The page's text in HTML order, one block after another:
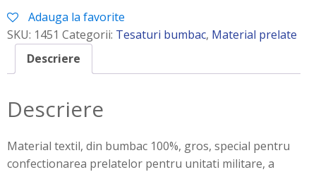
500
gr
Adauga la favorite
SKU: 1451 Categorii: Tesaturi bumbac, Material prelate
Descriere
Descriere
Material textil, din bumbac 100%, gros, special pentru
confectionarea prelatelor pentru unitati militare, a